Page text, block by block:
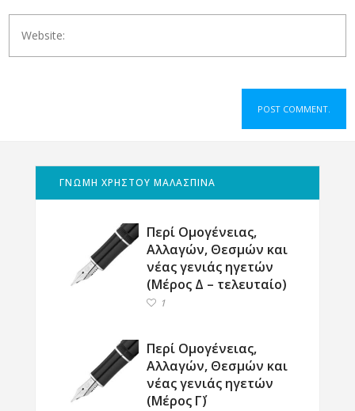
ΓΝΩΜΗ ΧΡΗΣΤΟΥ ΜΑΛΑΣΠΙΝΑ
Περί Ομογένειας,
Αλλαγών, Θεσμών και
νέας γενιάς ηγετών
(Μέρος Δ – τελευταίο)
1
Περί Ομογένειας,
Αλλαγών, Θεσμών και
νέας γενιάς ηγετών
(Μέρος Γ΄)